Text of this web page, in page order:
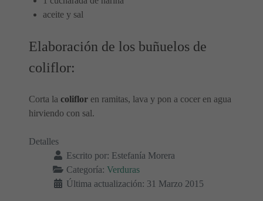
aceite y sal
Elaboración de los buñuelos de
coliflor:
Corta la coliflor en ramitas, lava y pon a cocer en agua
hirviendo con sal.
Detalles
Escrito por: Estefanía Morera
Categoría: Verduras
Última actualización: 31 Marzo 2015